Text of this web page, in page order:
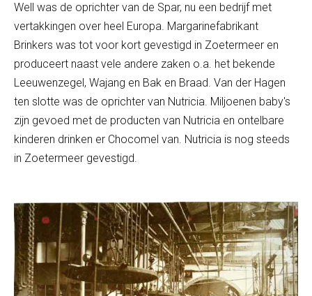
Well was de oprichter van de Spar, nu een bedrijf met
vertakkingen over heel Europa. Margarinefabrikant
Brinkers was tot voor kort gevestigd in Zoetermeer en
produceert naast vele andere zaken o.a. het bekende
Leeuwenzegel, Wajang en Bak en Braad. Van der Hagen
ten slotte was de oprichter van Nutricia. Miljoenen baby's
zijn gevoed met de producten van Nutricia en ontelbare
kinderen drinken er Chocomel van. Nutricia is nog steeds
in Zoetermeer gevestigd.